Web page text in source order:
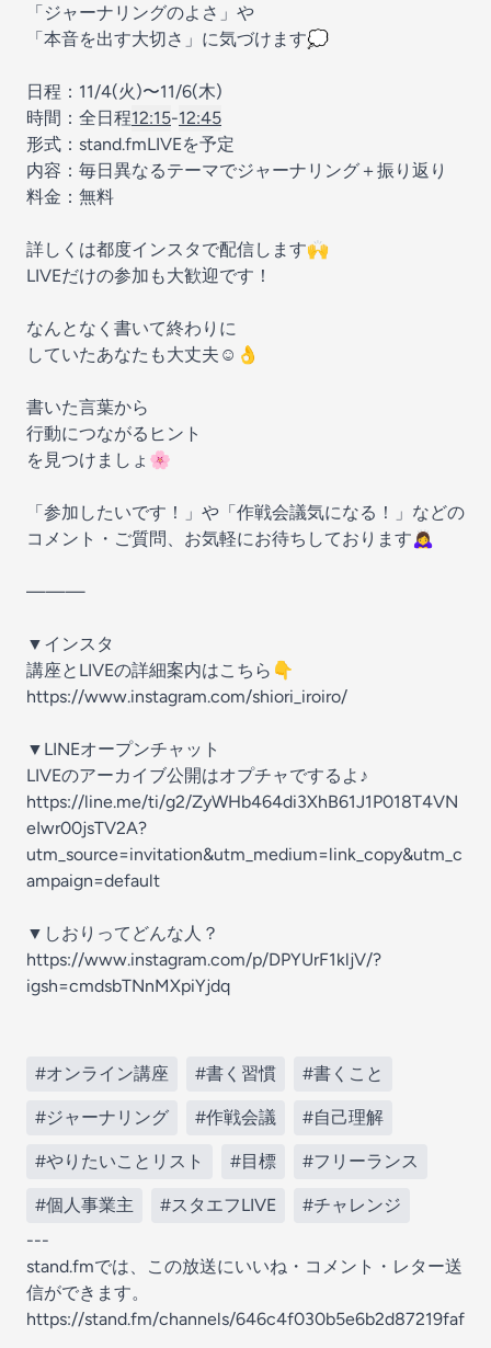
「ジャーナリングのよさ」や
「本音を出す大切さ」に気づけます💭
日程：11/4(火)〜11/6(木)
時間：全日程12:15-12:45
形式：stand.fmLIVEを予定
内容：毎日異なるテーマでジャーナリング＋振り返り
料金：無料
詳しくは都度インスタで配信します🙌
LIVEだけの参加も大歓迎です！
なんとなく書いて終わりに
していたあなたも大丈夫☺️👌
書いた言葉から
行動につながるヒント
を見つけましょ🌸
「参加したいです！」や「作戦会議気になる！」などの
コメント・ご質問、お気軽にお待ちしております🙇‍♀️
———
▼インスタ
講座とLIVEの詳細案内はこちら👇
https://www.instagram.com/shiori_iroiro/
▼LINEオープンチャット
LIVEのアーカイブ公開はオプチャでするよ♪
https://line.me/ti/g2/ZyWHb464di3XhB61J1P018T4VN
eIwr00jsTV2A?
utm_source=invitation&utm_medium=link_copy&utm_c
ampaign=default
▼しおりってどんな人？
https://www.instagram.com/p/DPYUrF1kljV/?
igsh=cmdsbTNnMXpiYjdq
#オンライン講座 #書く習慣 #書くこと
#ジャーナリング #作戦会議 #自己理解
#やりたいことリスト #目標 #フリーランス
#個人事業主 #スタエフLIVE
#チャレンジ
---
stand.fmでは、この放送にいいね・コメント・レター送
信ができます。
https://stand.fm/channels/646c4f030b5e6b2d87219faf